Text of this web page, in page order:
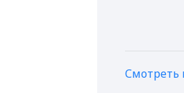
Смотреть